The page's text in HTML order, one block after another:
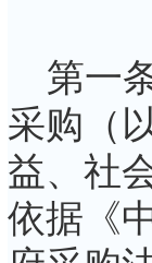
第一
采购（
益、社
依据《